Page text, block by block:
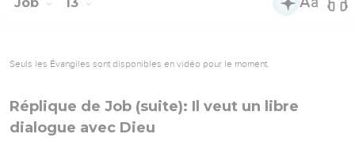
Seuls les Évangiles sont disponibles en vidéo pour le moment.
Réplique de Job (suite): Il veut un libre
dialogue avec Dieu